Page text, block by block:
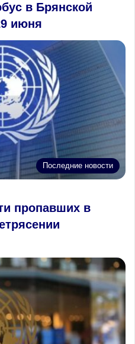
в Брянской
июня
Последние новости
пропавших в